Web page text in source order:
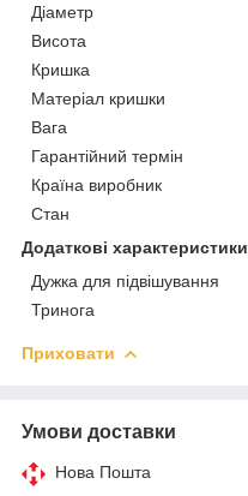
Діаметр
Висота
Кришка
Матеріал кришки
Вага
Гарантійний термін
Країна виробник
Стан
Додаткові характеристики
Дужка для підвішування
Тринога
Приховати
Умови доставки
Нова Пошта